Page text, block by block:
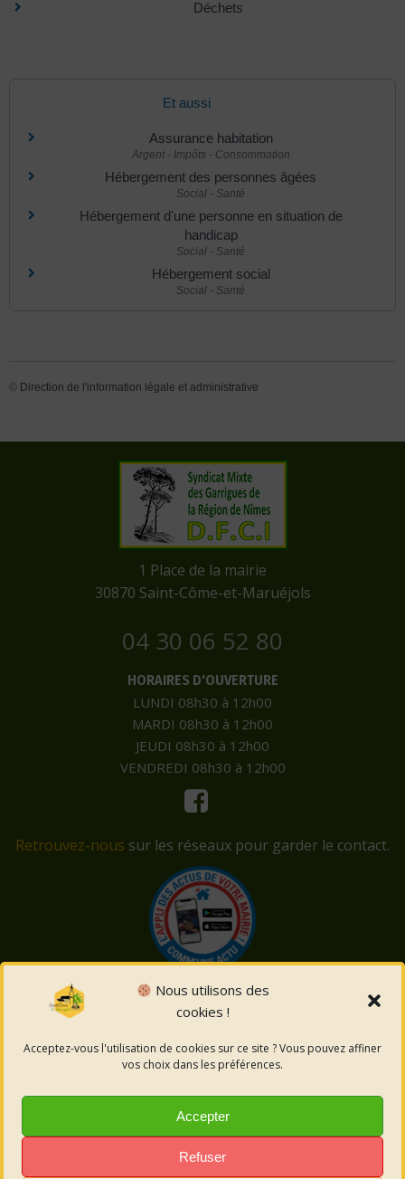
Nous utilisons des
cookies !
Acceptez-vous l'utilisation de cookies sur ce site ? Vous pouvez affiner
vos choix dans les préférences.
Accepter
Refuser
Déchets
Et aussi
Assurance habitation
Argent - Impôts - Consommation
Hébergement des personnes âgées
Social - Santé
Hébergement d'une personne en situation de
handicap
Social - Santé
Hébergement social
Social - Santé
© Direction de l'information légale et administrative
​1 Place de la mairie
​30870 Saint-Côme-et-Maruéjols
04 30 06 52 80
HORAIRES D'OUVERTURE
LUNDI 08h30 à 12h00
MARDI 08h30 à 12h00
JEUDI 08h30 à 12h00
VENDREDI 08h30 à 12h00
Retrouvez-nous sur les réseaux pour garder le contact.
© 2026 Saint-Côme-et-Maruéjols. Un service proposé
Mentions légales
Politique des cookies